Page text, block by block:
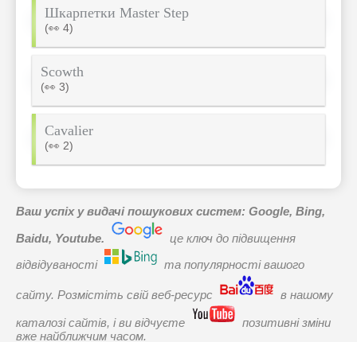
Шкарпетки Master Step
(👀 4)
Scowth
(👀 3)
Cavalier
(👀 2)
Ваш успіх у видачі пошукових систем: Google, Bing,
Baidu, Youtube.
це ключ до підвищення
відвідуваності
та популярності вашого
сайту. Розмістіть свій веб-ресурс в нашому
каталозі сайтів, і ви відчуєте
позитивні зміни
вже найближчим часом.